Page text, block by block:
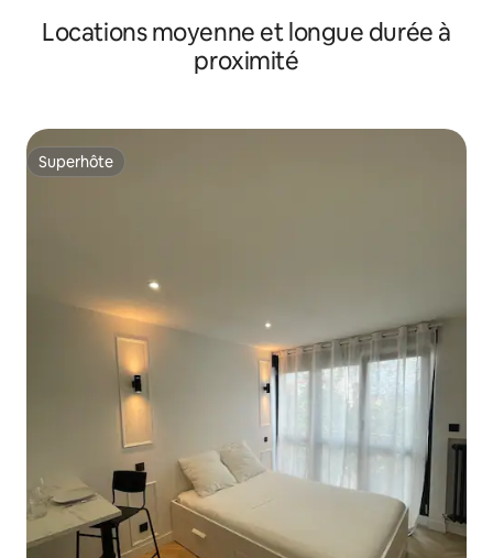
Locations moyenne et longue durée à
proximité
Superhôte
Superhôte